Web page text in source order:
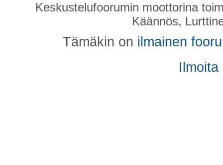
Keskustelufoorumin moottorina
Käännös,
Tämäkin on ilmainen